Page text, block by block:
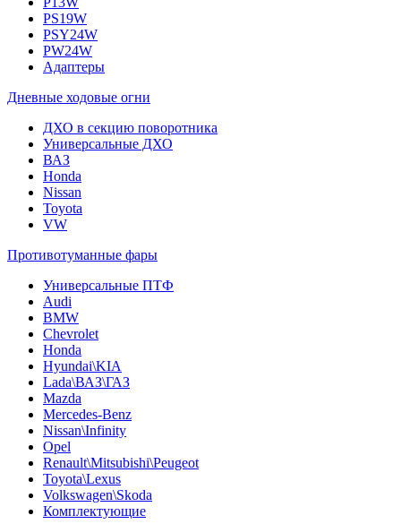
PS19W
PSY24W
PW24W
Адаптеры
Дневные ходовые огни
ДХО в секцию поворотника
Универсальные ДХО
ВАЗ
Honda
Nissan
Toyota
VW
Противотуманные фары
Универсальные ПТФ
Audi
BMW
Chevrolet
Honda
Hyundai\KIA
Lada\ВАЗ\ГАЗ
Mazda
Mercedes-Benz
Nissan\Infinity
Opel
Renault\Mitsubishi\Peugeot
Toyota\Lexus
Volkswagen\Skoda
Комплектующие